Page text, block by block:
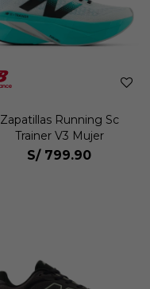
Zapatillas Running Sc
Trainer V3 Mujer
S/ 799.90